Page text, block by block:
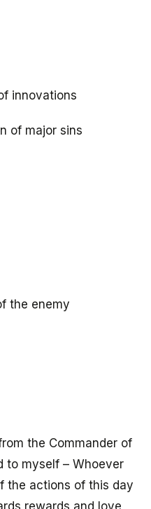
innovations
of major sins
the enemy
the Commander of
to myself – Whoever
the actions of this day
rewards and love